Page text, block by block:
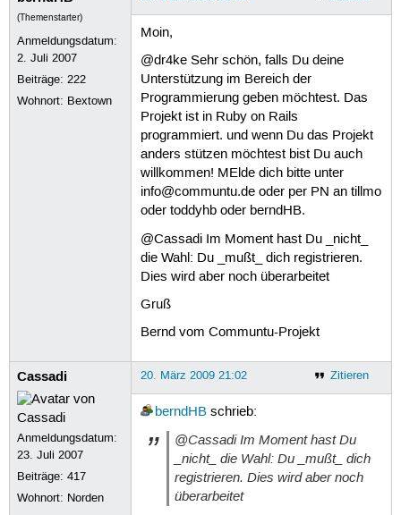
(Themenstarter)
Anmeldungsdatum:
2. Juli 2007
Beiträge:222
Wohnort: Bextown
Moin,
@dr4ke Sehr schön, falls Du deine
Unterstützung im Bereich der
Programmierung geben möchtest. Das
Projekt ist in Ruby on Rails
programmiert. und wenn Du das Projekt
anders stützen möchtest bist Du auch
willkommen! MElde dich bitte unter
info@communtu.de oder per PN an tillmo
oder toddyhb oder berndHB.
@Cassadi Im Moment hast Du _nicht_
die Wahl: Du _mußt_ dich registrieren.
Dies wird aber noch überarbeitet
Gruß
Bernd vom Communtu-Projekt
Cassadi
Anmeldungsdatum:
23. Juli 2007
Beiträge:417
Wohnort: Norden
Zitieren
20. März 2009 21:02
berndHBschrieb:
@Cassadi Im Moment hast Du
_nicht_ die Wahl: Du _mußt_ dich
registrieren. Dies wird aber noch
überarbeitet